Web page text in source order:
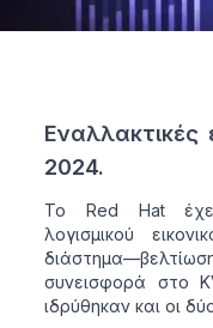
Εναλλακτικές
2024.
Το Red Hat
λογισμικού
συνεισφορά στο
ιδρύθηκαν και οι